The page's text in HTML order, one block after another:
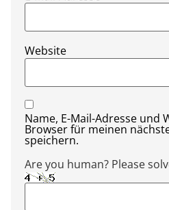
Website
Name, E-Mail-Adresse und
Browser für meinen
speichern.
Are you human? Please